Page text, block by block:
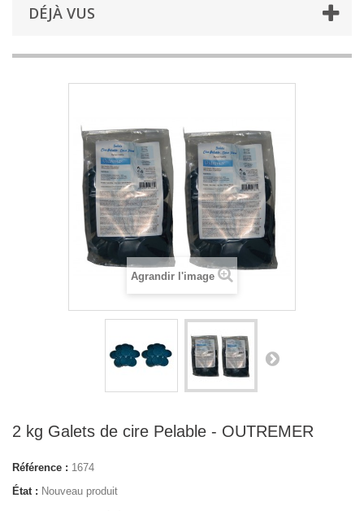
DÉJÀ VUS
Agrandir l'image
2 kg Galets de cire Pelable - OUTREMER
Référence : 1674
État : Nouveau produit